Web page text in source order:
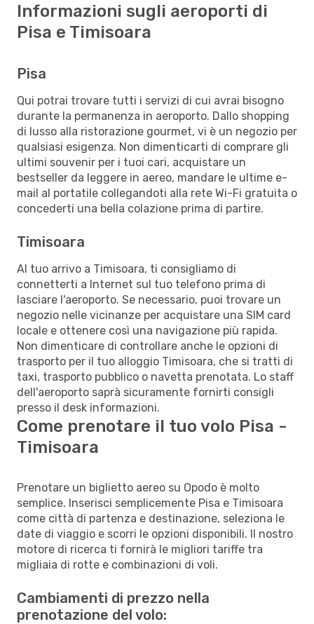
Informazioni sugli aeroporti di
Pisa e Timisoara
Pisa
Qui potrai trovare tutti i servizi di cui avrai bisogno
durante la permanenza in aeroporto. Dallo shopping
di lusso alla ristorazione gourmet, vi è un negozio per
qualsiasi esigenza. Non dimenticarti di comprare gli
ultimi souvenir per i tuoi cari, acquistare un
bestseller da leggere in aereo, mandare le ultime e-
mail al portatile collegandoti alla rete Wi-Fi gratuita o
concederti una bella colazione prima di partire.
Timisoara
Al tuo arrivo a Timisoara, ti consigliamo di
connetterti a Internet sul tuo telefono prima di
lasciare l'aeroporto. Se necessario, puoi trovare un
negozio nelle vicinanze per acquistare una SIM card
locale e ottenere così una navigazione più rapida.
Non dimenticare di controllare anche le opzioni di
trasporto per il tuo alloggio Timisoara, che si tratti di
taxi, trasporto pubblico o navetta prenotata. Lo staff
dell'aeroporto saprà sicuramente fornirti consigli
presso il desk informazioni.
Come prenotare il tuo volo Pisa -
Timisoara
Prenotare un biglietto aereo su Opodo è molto
semplice. Inserisci semplicemente Pisa e Timisoara
come città di partenza e destinazione, seleziona le
date di viaggio e scorri le opzioni disponibili. Il nostro
motore di ricerca ti fornirà le migliori tariffe tra
migliaia di rotte e combinazioni di voli.
Cambiamenti di prezzo nella
prenotazione del volo: